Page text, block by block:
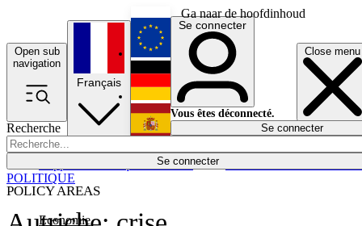
Ga naar de hoofdinhoud
Open sub
navigation
Close menu
Recherche
Se connecter
POLICY AREAS
Economie
Économie
Français
English
Deutsch
Español
Se connecter
Vous êtes déconnecté.
Se connecter
POLITIQUE